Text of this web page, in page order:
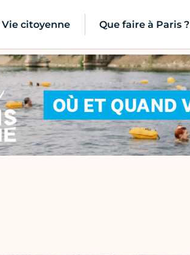
Vie citoyenne Que faire à Paris ?